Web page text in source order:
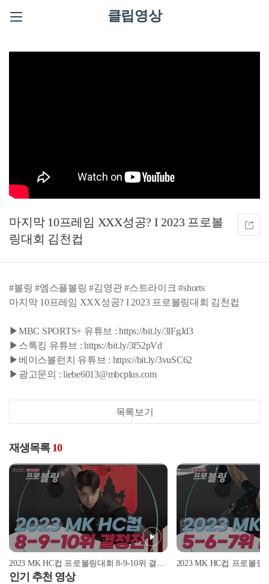
클립영상
마지막 10프레임 XXX성공? I 2023 프로볼
링대회 김천컵
#볼링 #엠스플볼링 #김영관 #스트라이크 #shorts
마지막 10프레임 XXX성공? I 2023 프로볼링대회 김천컵
▶MBC SPORTS+ 유튜브 : https://bit.ly/3lFgJd3
▶스톡킹 유튜브 : https://bit.ly/3f52pVd
▶베이스볼런치 유튜브 : https://bit.ly/3vuSC62
▶광고문의 : liebe6013@mbcplus.com
목록보기
재생목록 10
2023 MK HC컵 프로볼링대회 8-9-10위 결정전 | 오세완 vs 김태인 vs 김광욱 vs 김경범 | 2023.03.20 방송
인기 추천 영상